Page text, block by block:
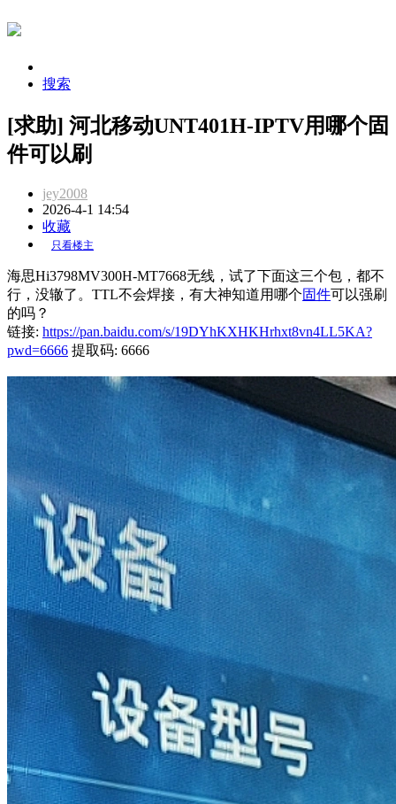
搜索
[求助] 河北移动UNT401H-IPTV用哪个固
件可以刷
jey2008
2026-4-1 14:54
收藏
只看楼主
海思Hi3798MV300H-MT7668无线，试了下面这三个包，都不
行，没辙了。TTL不会焊接，有大神知道用哪个固件可以强刷
的吗？
链接: https://pan.baidu.com/s/19DYhKXHKHrhxt8vn4LL5KA?
pwd=6666 提取码: 6666